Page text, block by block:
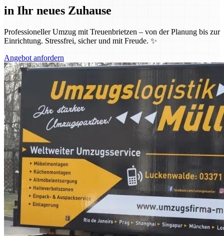
in Ihr neues Zuhause
Professioneller Umzug mit Treuenbrietzen – von der Planung bis zur
Einrichtung. Stressfrei, sicher und mit Freude. ✨
Angebot anfordern